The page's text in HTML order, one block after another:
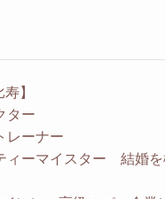
】
ター
レーナー
ィーマイスター 結婚